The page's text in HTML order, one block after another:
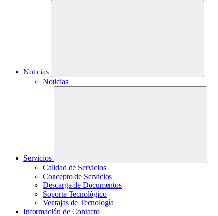
Noticias
Noticias
Servicios
Calidad de Servicios
Concepto de Servicios
Descarga de Documentos
Soporte Tecnológico
Ventajas de Tecnología
Información de Contacto